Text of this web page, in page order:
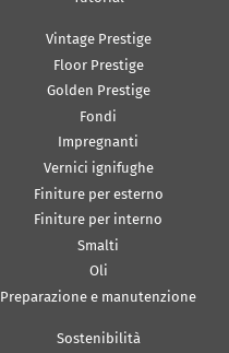
Vintage Prestige
Floor Prestige
Golden Prestige
Fondi
Impregnanti
Vernici ignifughe
Finiture per esterno
Finiture per interno
Smalti
Oli
Preparazione e manutenzione
Sostenibilità